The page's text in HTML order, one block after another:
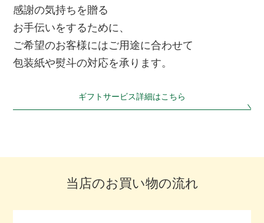
感謝の気持ちを贈る
お手伝いをするために、
ご希望のお客様にはご用途に合わせて
包装紙や熨斗の対応を承ります。
ギフトサービス詳細はこちら
当店のお買い物の流れ